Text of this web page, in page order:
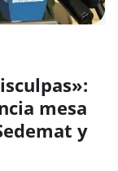
mesa
y